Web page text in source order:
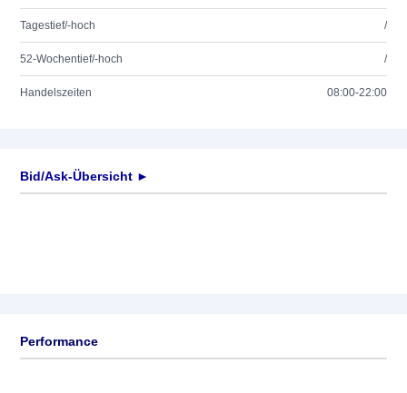
Tagestief/-hoch /
52-Wochentief/-hoch /
Handelszeiten 08:00-22:00
Bid/Ask-Übersicht ►
Performance